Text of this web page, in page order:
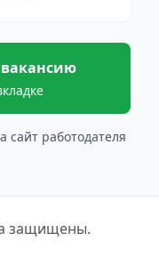
работодателя
защищены.